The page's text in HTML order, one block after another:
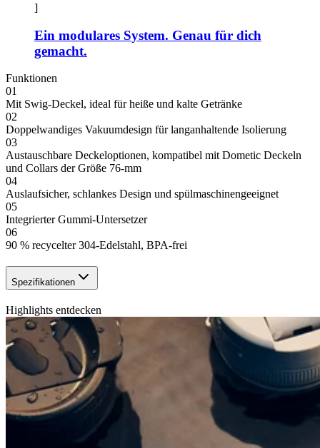
]
Ein modulares System. Genau für dich
gemacht.
Funktionen
01
Mit Swig-Deckel, ideal für heiße und kalte Getränke
02
Doppelwandiges Vakuumdesign für langanhaltende Isolierung
03
Austauschbare Deckeloptionen, kompatibel mit Dometic Deckeln
und Collars der Größe 76-mm
04
Auslaufsicher, schlankes Design und spülmaschinengeeignet
05
Integrierter Gummi-Untersetzer
06
90 % recycelter 304-Edelstahl, BPA-frei
Spezifikationen
Highlights entdecken